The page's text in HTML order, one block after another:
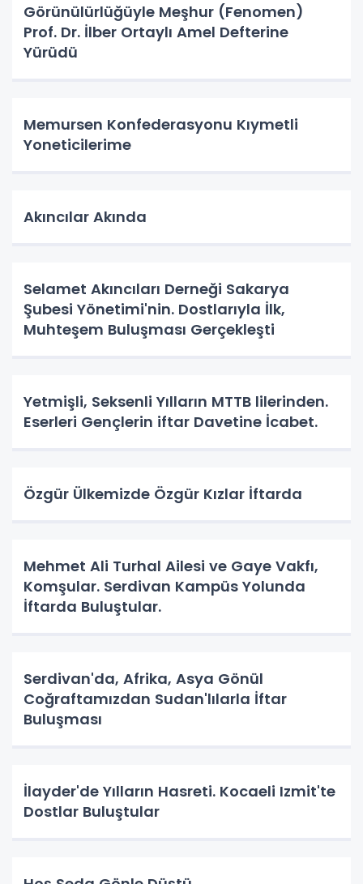
Görünülürlüğüyle Meşhur (Fenomen)
Prof. Dr. İlber Ortaylı Amel Defterine
Yürüdü
Memursen Konfederasyonu Kıymetli
Yoneticilerime
Akıncılar Akında
Selamet Akıncıları Derneği Sakarya
Şubesi Yönetimi'nin. Dostlarıyla İlk,
Muhteşem Buluşması Gerçekleşti
Yetmişli, Seksenli Yılların MTTB lilerinden.
Eserleri Gençlerin iftar Davetine İcabet.
Özgür Ülkemizde Özgür Kızlar İftarda
Mehmet Ali Turhal Ailesi ve Gaye Vakfı,
Komşular. Serdivan Kampüs Yolunda
İftarda Buluştular.
Serdivan'da, Afrika, Asya Gönül
Coğraftamızdan Sudan'lılarla İftar
Buluşması
İlayder'de Yılların Hasreti. Kocaeli Izmit'te
Dostlar Buluştular